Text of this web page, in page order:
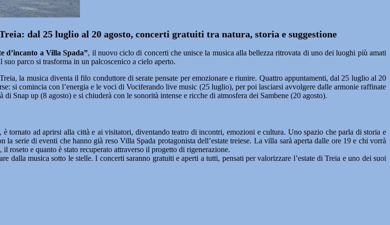
dal 25 luglio al 20 agosto, concerti gratuiti tra natura, storia e suggestione
d’incanto a Villa Spada”, il nuovo ciclo di concerti che unisce la musica alla bellezza ritrovata di uno dei luoghi più amati
parco si trasforma in un palcoscenico a cielo aperto.
la musica diventa il filo conduttore di serate pensate per emozionare e riunire. Quattro appuntamenti, dal 25 luglio al 20
si comincia con l’energia e le voci di Vociferando live music (25 luglio), per poi lasciarsi avvolgere dalle armonie raffinate
Snap up (8 agosto) e si chiuderà con le sonorità intense e ricche di atmosfera dei Sambene (20 agosto).
tornato ad aprirsi alla città e ai visitatori, diventando teatro di incontri, emozioni e cultura. Uno spazio che parla di storia e
serie di eventi che hanno già reso Villa Spada protagonista dell’estate treiese. La villa sarà aperta dalle ore 19 e chi vorrà
roseto e quanto è stato recuperato attraverso il progetto di rigenerazione.
dalla musica sotto le stelle. I concerti saranno gratuiti e aperti a tutti, pensati per valorizzare l’estate di Treia e uno dei suoi